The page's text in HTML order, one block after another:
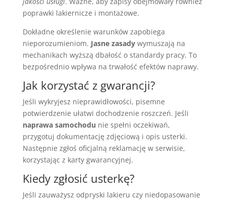
poprawki lakiernicze i montażowe.
Dokładne określenie warunków zapobiega
nieporozumieniom. Jasne zasadywymuszają na
mechanikach wyższą dbałość o standardy pracy. To
bezpośrednio wpływa na trwałość efektów naprawy.
Jak korzystać z gwarancji?
Jeśli wykryjesz nieprawidłowości, pisemne
potwierdzenie ułatwi dochodzenie roszczeń. Jeśli
naprawa samochodu nie spełni oczekiwań,
przygotuj dokumentację zdjęciową i opis usterki.
Następnie zgłoś oficjalną reklamację w serwisie,
korzystając z karty gwarancyjnej.
Kiedy zgłosić usterkę?
Jeśli zauważysz odpryski lakieru czy niedopasowanie